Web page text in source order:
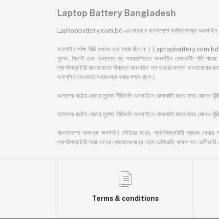
Laptop Battery Bangladesh
Laptopbattery.com.bd এর মাধ্যমে বাংলাদেশে ব্যক্তিগতকৃত অনলাইন
অনলাইন শপিং বিডি কখনও এত সহজ ছিল না। Laptopbattery.com.bd
খুলনা, সিলেট এবং অন্যান্য বড় শহরগুলিতেও অনলাইন কেনাকাটা গতি
ল্যাপটপব্যাটারি বাংলাদেশের বিশ্বস্ত অনলাইন শপ হওয়ার লক্ষ্যে
অনলাইন কেনাকাটা সহজলভ্য করার লক্ষ্য রাখে।
আমাদের কঠোর ক্রেতা সুরক্ষা নীতিগুলি অনলাইনে কেনাকাটা করার সময়
আমাদের কঠোর ক্রেতা সুরক্ষা নীতিগুলি অনলাইনে কেনাকাটা করার সময় কোনও ঝুঁকি
বাংলাদেশের অসংখ্য অনলাইন স্টোরের মধ্যে, ল্যাপটপব্যাটারি গ্রাহক
ল্যাপটপব্যাটারি সারা দেশের ক্রেতাদের জন্য হোম ডেলিভারি, ক্যাশ অন
Terms & conditions